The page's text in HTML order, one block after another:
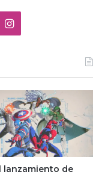
Instagram
lanzamiento de